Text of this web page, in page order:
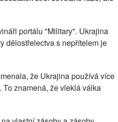
portálu "Military". Ukrajina
dělostřelectva s nepřítelem je
že Ukrajina používá více
znamená, že vleklá válka